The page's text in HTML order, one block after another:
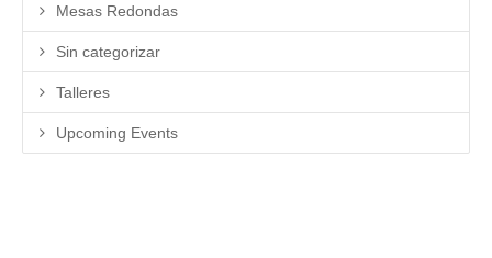
Mesas Redondas
Sin categorizar
Talleres
Upcoming Events